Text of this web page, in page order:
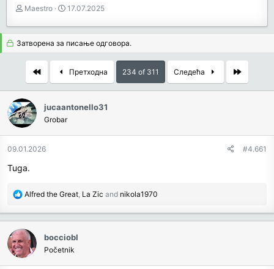
З
е
т
к
т
е
м
е
Maestro
Д
у
м
о
к
е
а
17.07.2025
Затворена за писање одговора.
First Претходна 234 of 311 Следећа Last
jucaantonello31
Grobar
09.01.2026 #4.661
Tuga.
R
c
t
o
Alfred the Great, La Zic and nikola1970
bocciobl
Početnik